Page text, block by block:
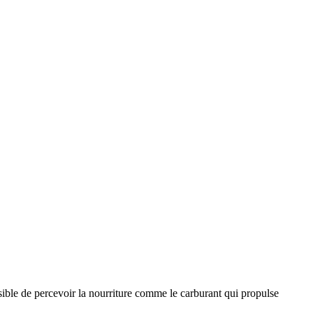
de percevoir la nourriture comme le carburant qui propulse